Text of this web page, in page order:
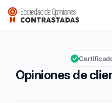
John Steel
Calificación global: 9,6 de 10
9,6/10
Opiniones de